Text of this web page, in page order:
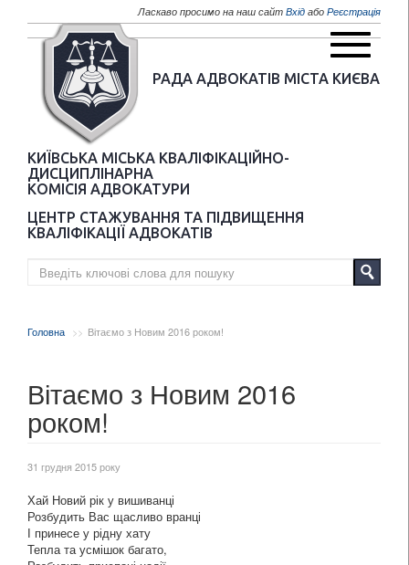
Перейти до основного матеріалуЛаскаво просимо на наш сайт Вхід або Реєстрація
РАДА АДВОКАТІВ МІСТА КИЄВА
КИЇВСЬКА МІСЬКА КВАЛІФІКАЦІЙНО-
ДИСЦИПЛІНАРНА
КОМІСІЯ АДВОКАТУРИ
ЦЕНТР СТАЖУВАННЯ ТА ПІДВИЩЕННЯ
КВАЛІФІКАЦІЇ АДВОКАТІВ
Головна Вітаємо з Новим 2016 роком!
Вітаємо з Новим 2016
роком!
31 грудня 2015 року
Хай Новий рік у вишиванці
Розбудить Вас щасливо вранці
І принесе у рідну хату
Тепла та усмішок багато,